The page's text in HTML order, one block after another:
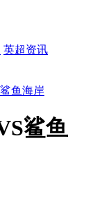
英超资讯
鱼海岸
鲨鱼